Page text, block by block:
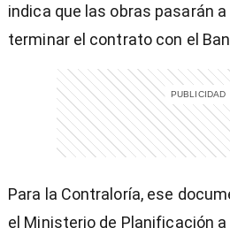
indica que las obras pasarán
terminar el contrato con el
Para la Contraloría, ese
el Ministerio de Planificación a